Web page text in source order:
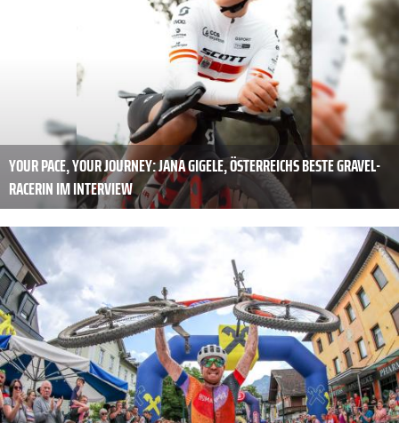
YOUR PACE, YOUR JOURNEY: JANA GIGELE, ÖSTERREICHS BESTE GRAVEL-
RACERIN IM INTERVIEW